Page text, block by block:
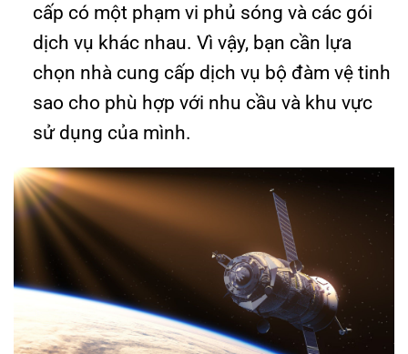
cấp có một phạm vi phủ sóng và các gói
dịch vụ khác nhau. Vì vậy, bạn cần lựa
chọn nhà cung cấp dịch vụ bộ đàm vệ tinh
sao cho phù hợp với nhu cầu và khu vực
sử dụng của mình.